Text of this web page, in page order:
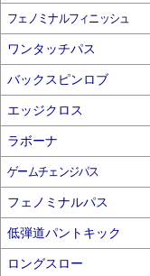
フェノミナルフィニッシュ
ワンタッチパス
バックスピンロブ
エッジクロス
ラボーナ
ゲームチェンジパス
フェノミナルパス
低弾道パントキック
ロングスロー